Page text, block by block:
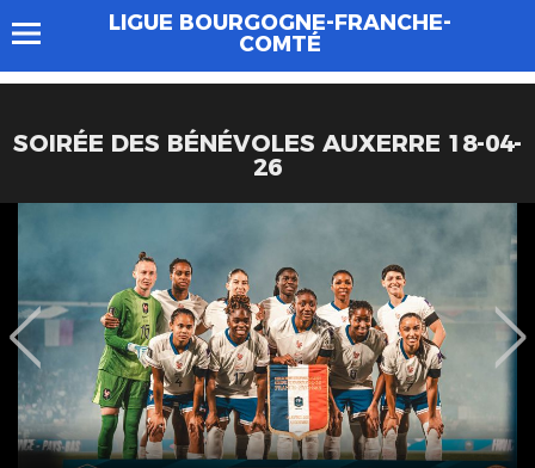
LIGUE BOURGOGNE-FRANCHE-
COMTÉ
SOIRÉE DES BÉNÉVOLES AUXERRE 18-04-
26